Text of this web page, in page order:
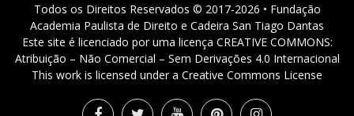
Todos os Direitos Reservados © 2017-2026 • Fundação
Academia Paulista de Direito e Cadeira San Tiago Dantas
Este site é licenciado por uma licença CREATIVE COMMONS:
Atribuição – Não Comercial – Sem Derivações 4.0 Internacional
This work is licensed under a Creative Commons License